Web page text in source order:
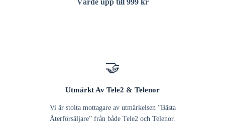
Värde upp till 999 kr
🤝
Utmärkt Av Tele2 & Telenor
Vi är stolta mottagare av utmärkelsen ”Bästa
Återförsäljare” från både Tele2 och Telenor.